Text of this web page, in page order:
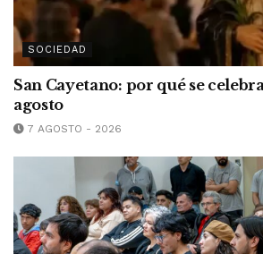
SOCIEDAD
San Cayetano: por qué se
agosto
7 AGOSTO - 2026